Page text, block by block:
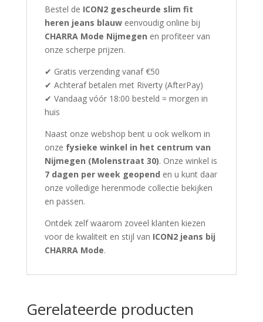
Bestel de ICON2 gescheurde slim fit
heren jeans blauweenvoudig online bij
CHARRA Mode Nijmegen en profiteer van
onze scherpe prijzen.
✔ Gratis verzending vanaf €50
✔ Achteraf betalen met Riverty (AfterPay)
✔ Vandaag vóór 18:00 besteld = morgen in
huis
Naast onze webshop bent u ook welkom in
onze fysieke winkel in het centrum van
Nijmegen (Molenstraat 30). Onze winkel is
7 dagen per week geopend en u kunt daar
onze volledige herenmode collectie bekijken
en passen.
Ontdek zelf waarom zoveel klanten kiezen
voor de kwaliteit en stijl van ICON2 jeans bij
CHARRA Mode.
Gerelateerde producten